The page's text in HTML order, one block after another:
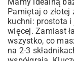
Pamiętaj o złotej
kuchni: prostota
więcej. Zamiast
wszystko, co
na 2-3